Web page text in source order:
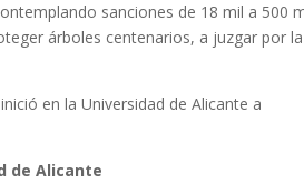
sanciones de 18 mil a 500
árboles centenarios, a juzgar por la
en la Universidad de Alicante a
de Alicante